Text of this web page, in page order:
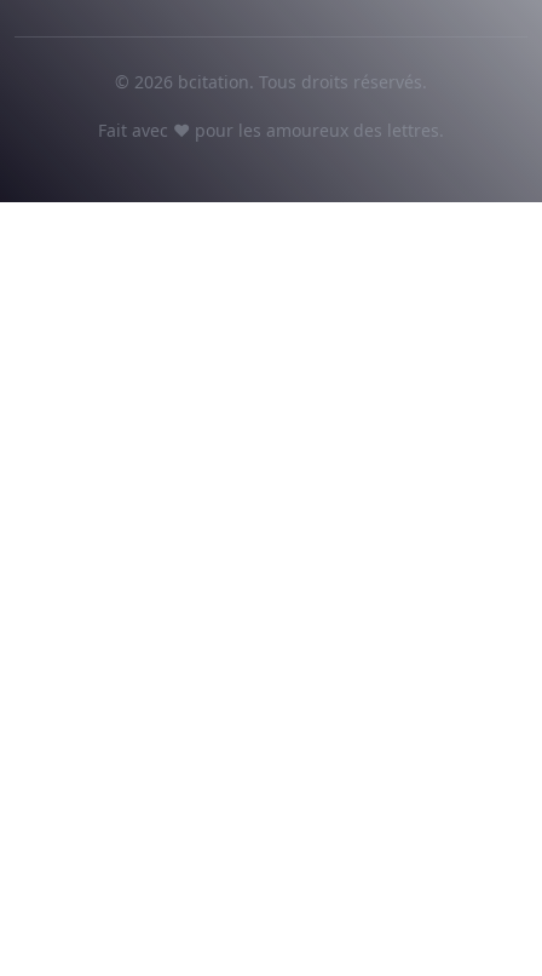
© 2026 bcitation. Tous droits réservés.
Fait avec ♥ pour les amoureux des lettres.